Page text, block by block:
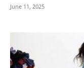
June 11, 2025